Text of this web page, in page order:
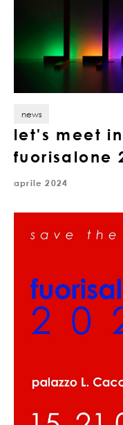
news
let's meet
fuorisalone
aprile 2024